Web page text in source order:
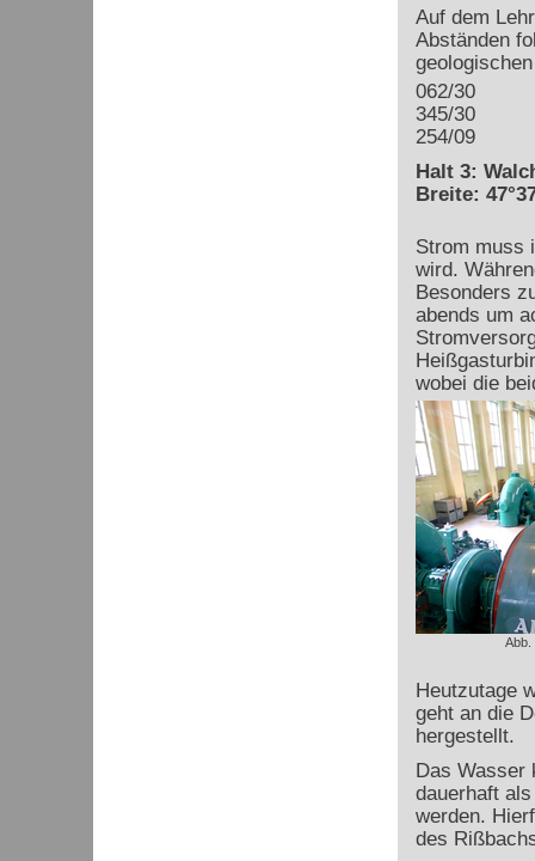
Auf dem
Abständen
062/30
345/30
254/09
Halt 3:
Breite:
Strom muss
wird.
Besonders
abends um
wobei die
Abb.
Heutzutage
geht an die
hergestellt.
Das Wasser
dauerhaft
werden.
des